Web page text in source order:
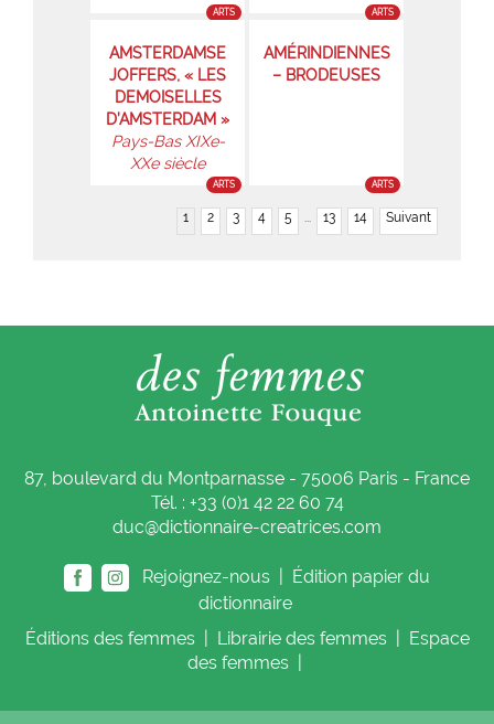
ARTS ARTS
AMSTERDAMSE
JOFFERS, « LES
DEMOISELLES
D’AMSTERDAM »
Pays-Bas XIXe-
XXe siècle
ARTS
AMÉRINDIENNES
– BRODEUSES
ARTS
1 2 3 4 5 ... 13 14 Suivant
87, boulevard du Montparnasse - 75006 Paris - France
Tél. : +33 (0)1 42 22 60 74
duc@dictionnaire-creatrices.com
Rejoignez-nous |
Édition papier du
dictionnaire
Éditions des femmes Librairie des femmes
Espace
des femmes